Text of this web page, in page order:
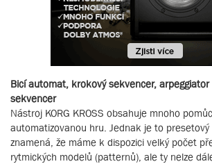
Bicí automat, krokový sekvencer,
sekvencer
Nástroj KORG KROSS obsahuje mnoho
automatizovanou hru. Jednak je to
znamená, že máme k dispozici velký počet
rytmických modelů (patternů), ale ty nelze